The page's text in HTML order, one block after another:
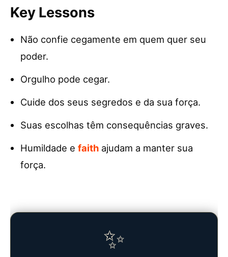
Key Lessons
Não confie cegamente em quem quer seu
poder.
Orgulho pode cegar.
Cuide dos seus segredos e da sua força.
Suas escolhas têm consequências graves.
Humildade e faith ajudam a manter sua
força.
✨